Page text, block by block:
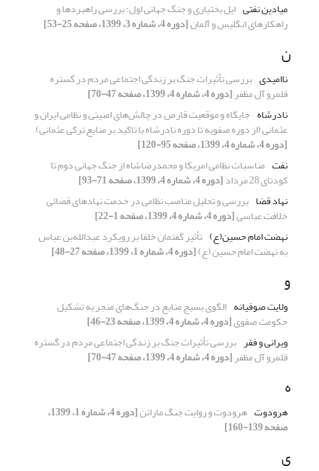
میادین نفتی ایل بختیاری و جنگ جهانی اول: بررسی راهبردها و
راهکارهای انگلیس و آلمان[دوره 4، شماره 3، 1399، صفحه 25-53]
ن
ناامیدی بررسی تأثیرات جنگ بر زندگی اجتماعی مردم در گستره
قلمرو آل مظفر[دوره 4، شماره 4، 1399، صفحه 47-70]
نادرشاه جایگاه و موقعیت قارص در چالش‌های امنیتی و نظامی ایران و
عثمانی‌ (از دوره صفویه تا دوره نادرشاه با تاکید بر منابع ترکی عثمانی)
[دوره 4، شماره 4، 1399، صفحه 95-120]
نفت مناسبات نظامی امریکا و محمدرضاشاه از جنگ جهانی دوم تا
کودتای 28 مرداد
[دوره 4، شماره 4، 1399، صفحه 71-93]
نهاد قضا بررسی و تحلیل مناصب نظامی در خدمت نهادهای قضائی
خلافت عباسی[دوره 4، شماره 4، 1399، صفحه 1-22]
نهضت امام حسین(ع) تأثیر گفتمان خلفا بر رویکرد عبدالله‌بن عباس
به نهضت امام حسین (ع)[دوره 4، شماره 1، 1399، صفحه 27-48]
و
ولایت صوفیانه الگوی بسیج منابع در جنگ‌های منجر به تشکیل
حکومت صفوی[دوره 4، شماره 4، 1399، صفحه 23-46]
ویرانی و فقر بررسی تأثیرات جنگ بر زندگی اجتماعی مردم در گستره
قلمرو آل مظفر[دوره 4، شماره 4، 1399، صفحه 47-70]
ه
هرودوت هرودوت و روایت جنگ ماراتن [دوره 4، شماره 1، 1399،
صفحه 139-160]
ی